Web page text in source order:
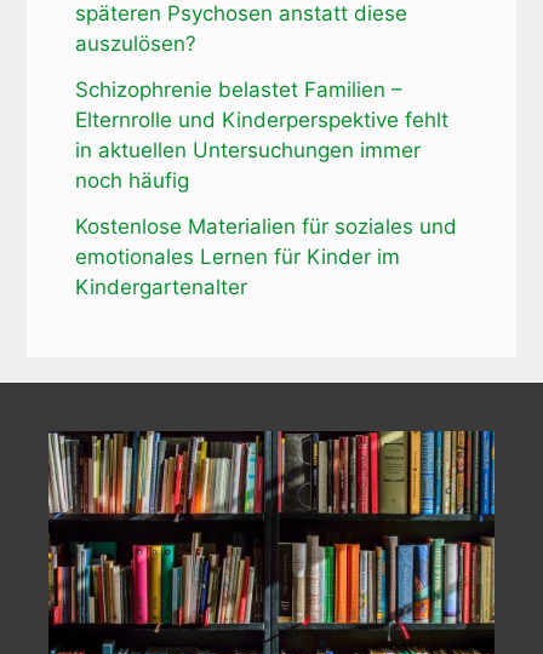
späteren Psychosen anstatt diese
auszulösen?
Schizophrenie belastet Familien –
Elternrolle und Kinderperspektive fehlt
in aktuellen Untersuchungen immer
noch häufig
Kostenlose Materialien für soziales und
emotionales Lernen für Kinder im
Kindergartenalter